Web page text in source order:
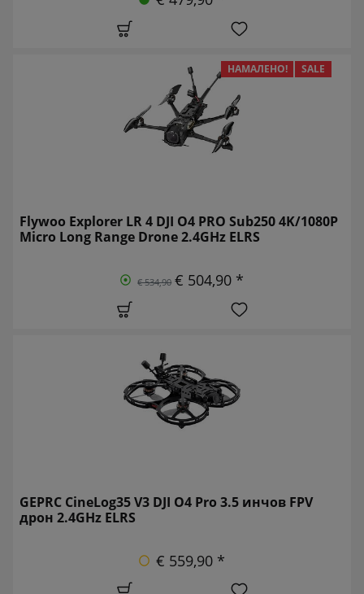
НАМАЛЕНО! SALE
Flywoo Explorer LR 4 DJI O4 PRO Sub250 4K/1080P
Micro Long Range Drone 2.4GHz ELRS
€ 534,90 € 504,90 *
GEPRC CineLog35 V3 DJI O4 Pro 3.5 инчов FPV
дрон 2.4GHz ELRS
€ 559,90 *